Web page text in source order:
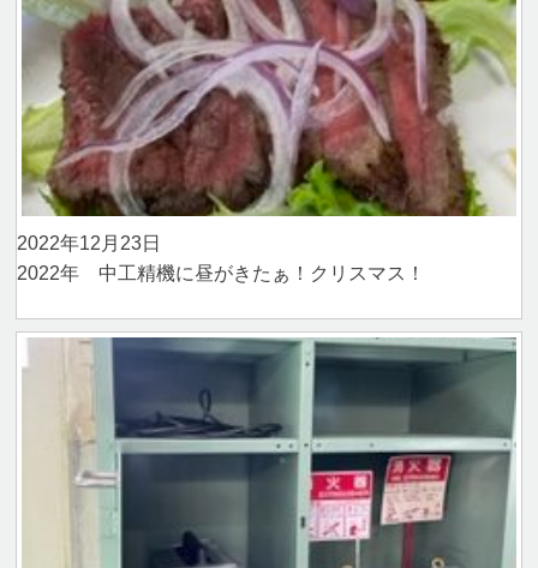
2022年12月23日
2022年 中工精機に昼がきたぁ！クリスマス！